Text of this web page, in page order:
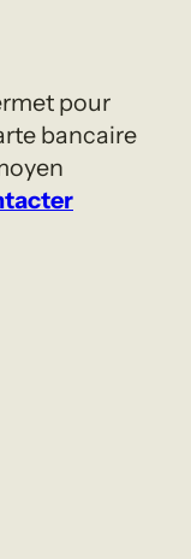
pour
bancaire